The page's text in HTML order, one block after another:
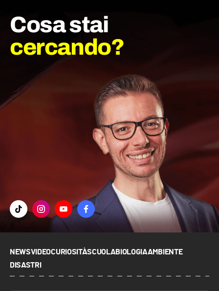
Cosa stai
cercando?
NEWSVIDEOCURIOSITÀSCUOLABIOLOGIAAMBIENTE
DISASTRI